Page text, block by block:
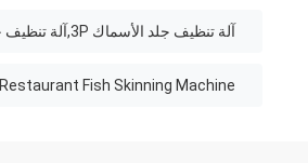
آلة تنظيف جلد الأسماك 3P,آلة تنظيف جلد السمك المضادة للتآكل,آلة تنظيف جلد الأسماك 400 كيلوغرام/ساعة
Restaurant Fish Skinning Machine